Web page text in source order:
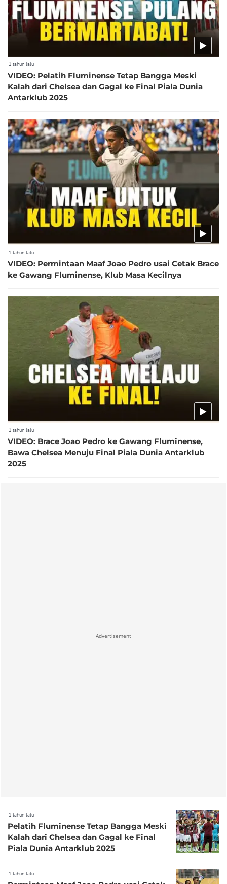
1 tahun lalu
VIDEO: Pelatih Fluminense Tetap Bangga Meski
Kalah dari Chelsea dan Gagal ke Final Piala Dunia
Antarklub 2025
1 tahun lalu
VIDEO: Permintaan Maaf Joao Pedro usai Cetak Brace
ke Gawang Fluminense, Klub Masa Kecilnya
1 tahun lalu
VIDEO: Brace Joao Pedro ke Gawang Fluminense,
Bawa Chelsea Menuju Final Piala Dunia Antarklub
2025
Advertisement
1 tahun lalu
Pelatih Fluminense Tetap Bangga Meski
Kalah dari Chelsea dan Gagal ke Final
Piala Dunia Antarklub 2025
1 tahun lalu